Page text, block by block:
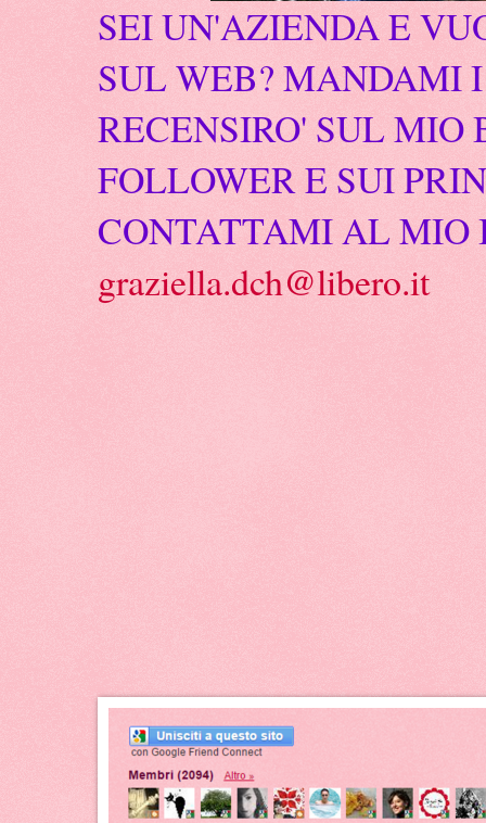
SEI UN'AZIENDA E
SUL WEB? MANDAMI
RECENSIRO' SUL
FOLLOWER E SUI
CONTATTAMI AL
graziella.dch@libero.it